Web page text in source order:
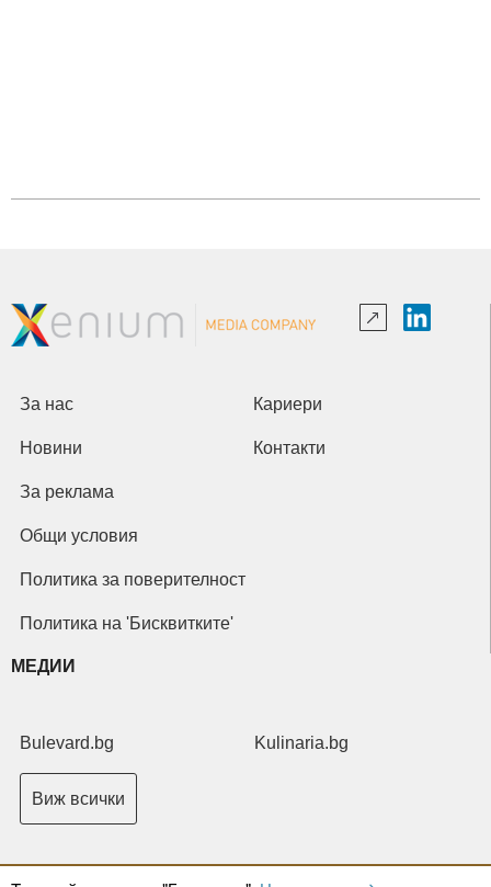
За нас Кариери
Новини Контакти
За реклама
Общи условия
Политика за поверителност
Политика на 'Бисквитките'
МЕДИИ
Bulevard.bg Kulinaria.bg
Виж всички